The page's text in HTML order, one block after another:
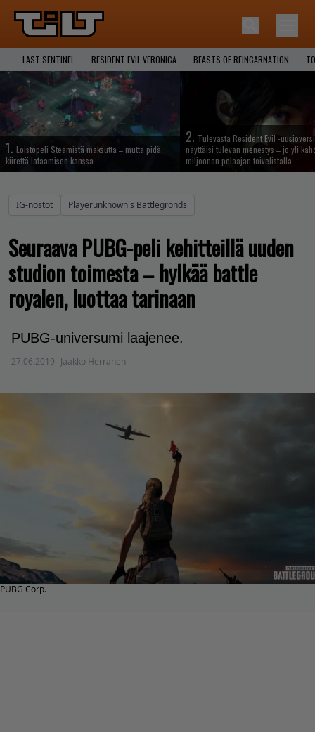
LAST SENTINEL RESIDENT EVIL VERONICA BEASTS OF REINCARNATION
1. Loistopeli Steamistä maksutta – mutta pidä
kiirettä lataamisen kanssa
2. Tulevasta Resident Evil -
näyttäisi tulevan menestys – jo yli
miljoonan pelaajan toivelistalla
IG-nostot Playerunknown's Battlegronds
Seuraava PUBG-peli kehitteillä uuden
studion toimesta – hylkää battle
royalen, luottaa tarinaan
PUBG-universumi laajenee.
27.06.2019 Jaakko Herranen
PUBG Corp.